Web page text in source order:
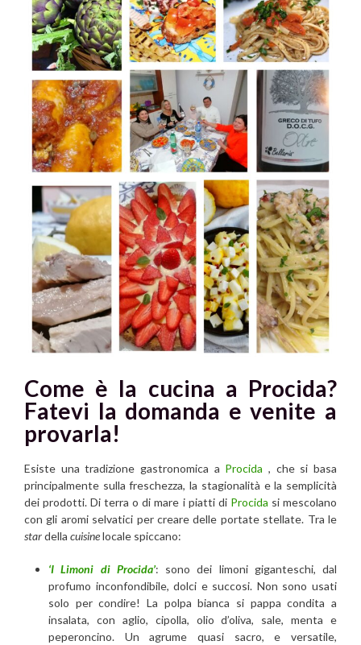
Come è la cucina a Procida?
Fatevi la domanda e venite a
provarla!
Esiste una tradizione gastronomica a Procida , che si basa
principalmente sulla freschezza, la stagionalità e la semplicità
dei prodotti. Di terra o di mare i piatti di Procida si mescolano
con gli aromi selvatici per creare delle portate stellate. Tra le
stardella cuisinelocale spiccano:
‘I Limoni di Procida’: sono dei limoni giganteschi, dal
profumo inconfondibile, dolci e succosi. Non sono usati
solo per condire! La polpa bianca si pappa condita a
insalata, con aglio, cipolla, olio d’oliva, sale, menta e
peperoncino. Un agrume quasi sacro, e versatile,